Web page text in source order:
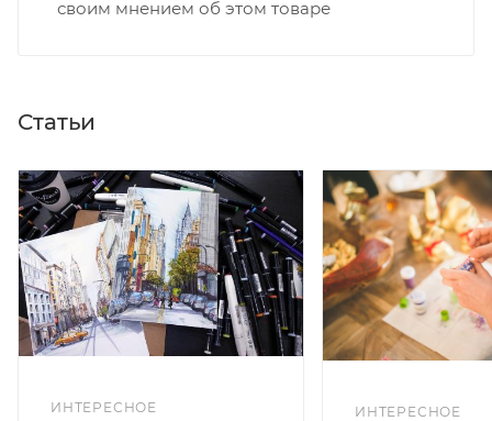
своим мнением об этом товаре
Статьи
ИНТЕРЕСНОЕ ИНТЕРЕСНОЕ